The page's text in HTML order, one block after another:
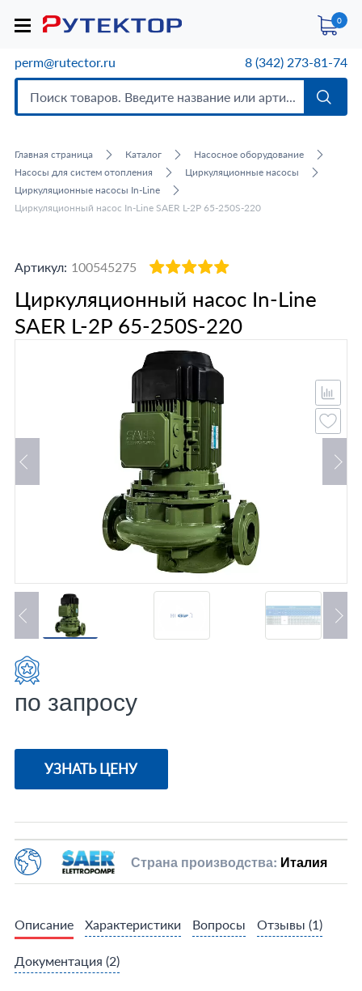
0
perm@rutector.ru 8 (342) 273-81-74
Главная страница Каталог
Насосное оборудование
Насосы для систем отопления
Циркуляционные насосы
Циркуляционные насосы In-Line
Циркуляционный насос In-Line SAER L-2P 65-250S-220
Артикул: 100545275
Циркуляционный насос In-Line
SAER L-2P 65-250S-220
по запросу
УЗНАТЬ ЦЕНУ
Страна производства: Италия
Описание Характеристики Вопросы Отзывы (1)
Документация (2)